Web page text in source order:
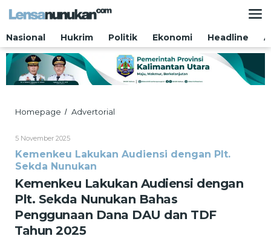
Nasional
Hukrim Politik Ekonomi Headline
Homepage / Advertorial
Plt.
Bahas
Penggunaan
DAU
5 November 2025Oleh
Kemenkeu Lakukan Audiensi dengan Plt.
Sekda Nunukan
Kemenkeu Lakukan Audiensi dengan
Plt. Sekda Nunukan Bahas
Penggunaan Dana DAU dan TDF
Tahun 2025